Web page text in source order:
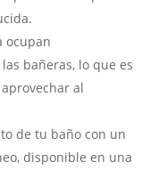
ocupan
bañeras, lo que es
al
de tu baño con un
disponible en una